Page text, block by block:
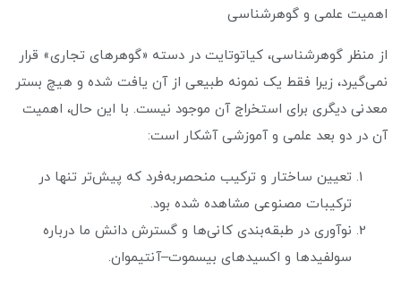
اهمیت علمی و گوهرشناسی
از منظر گوهرشناسی، کیاتوتایت در دسته «گوهرهای تجاری» قرار
نمی‌گیرد، زیرا فقط یک نمونه طبیعی از آن یافت شده و هیچ بستر
معدنی دیگری برای استخراج آن موجود نیست. با این حال، اهمیت
آن در دو بعد علمی و آموزشی آشکار است:
تعیین ساختار و ترکیب منحصربه‌فرد که پیش‌تر تنها در
ترکیبات مصنوعی مشاهده شده بود.
نوآوری در طبقه‌بندی کانی‌ها و گسترش دانش ما درباره
سولفیدها و اکسیدهای بیسموت–آنتیموان.